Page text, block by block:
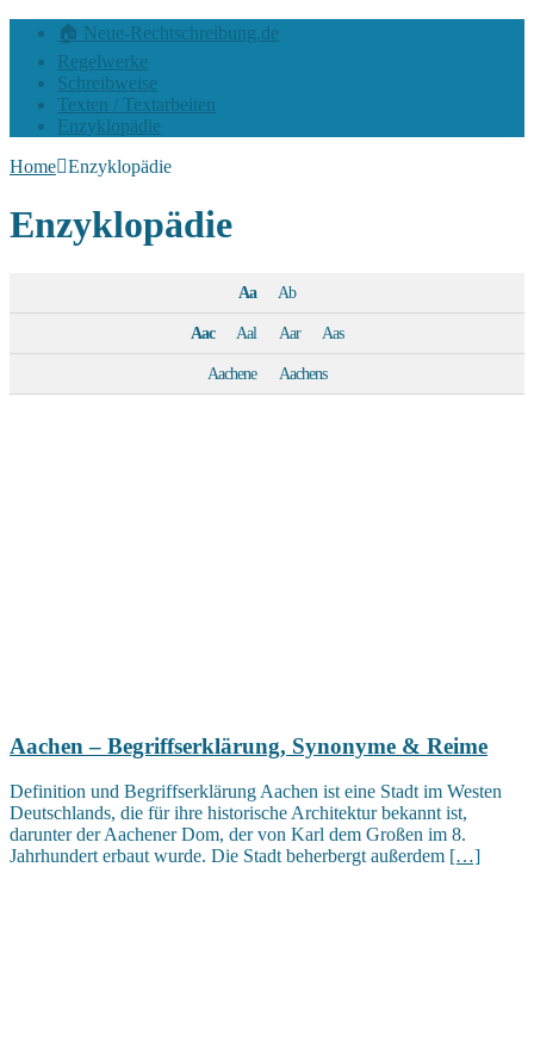
🏠 Neue-Rechtschreibung.de
Regelwerke
Schreibweise
Texten / Textarbeiten
Enzyklopädie
Home Enzyklopädie
Enzyklopädie
Aa Ab
Aac Aal Aar Aas
Aachene Aachens
Aachen – Begriffserklärung, Synonyme & Reime
Definition und Begriffserklärung Aachen ist eine Stadt im Westen
Deutschlands, die für ihre historische Architektur bekannt ist,
darunter der Aachener Dom, der von Karl dem Großen im 8.
Jahrhundert erbaut wurde. Die Stadt beherbergt außerdem […]